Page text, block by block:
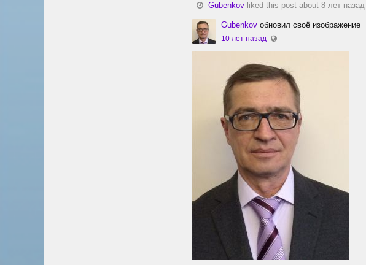
Gubenkov liked this post about 8 лет назад
Gubenkov обновил своё изображение
10 лет назад